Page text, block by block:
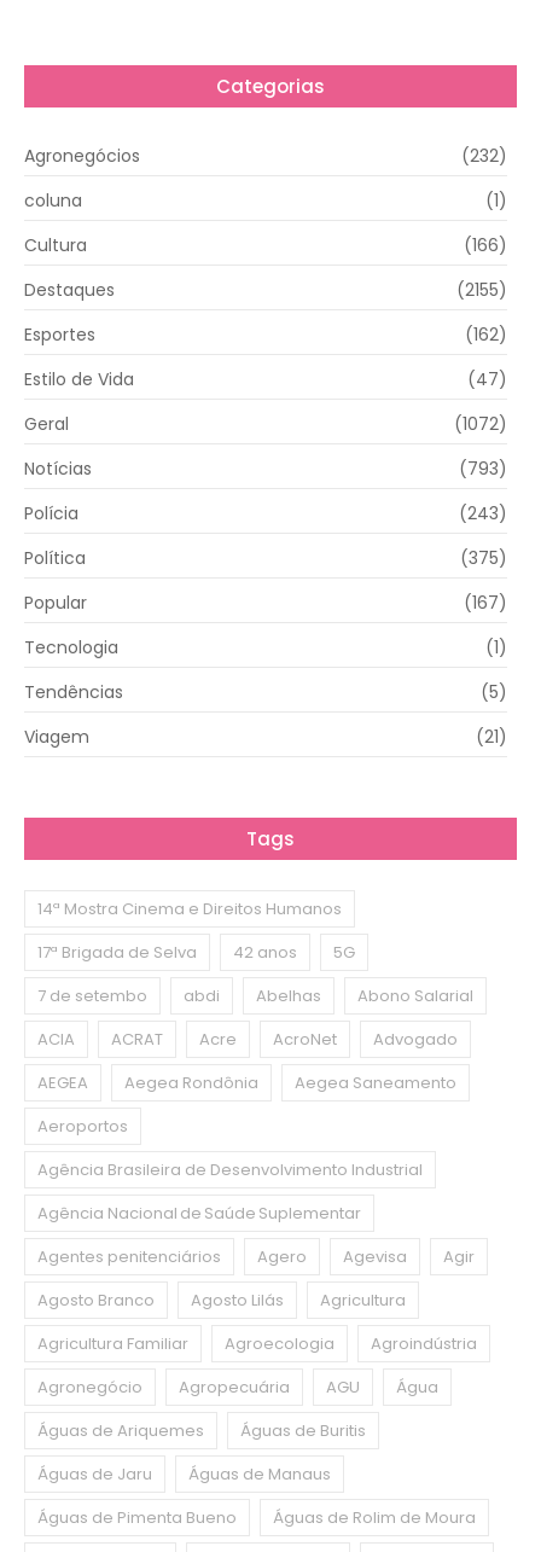
Categorias
Agronegócios
(232)
coluna
(1)
Cultura
(166)
Destaques
(2155)
Esportes
(162)
Estilo de Vida
(47)
Geral
(1072)
Notícias
(793)
Polícia
(243)
Política
(375)
Popular
(167)
Tecnologia
(1)
Tendências
(5)
Viagem
(21)
Tags
14ª Mostra Cinema e Direitos Humanos
17ª Brigada de Selva
42 anos
5G
7 de setembo
abdi Abelhas
Abono Salarial
ACIA
ACRAT Acre AcroNet
Advogado
AEGEA
Aegea Rondônia
Aegea Saneamento
Aeroportos
Agência Brasileira de Desenvolvimento Industrial
Agência Nacional de Saúde Suplementar
Agentes penitenciários
Agero Agevisa
Agir
Agosto Branco
Agosto Lilás
Agricultura
Agricultura Familiar
Agroecologia
Agroindústria
Agronegócio
Agropecuária AGU
Água
Águas de Ariquemes
Águas de Buritis
Águas de Jaru
Águas de Manaus
Águas de Pimenta Bueno
Águas de Rolim de Moura